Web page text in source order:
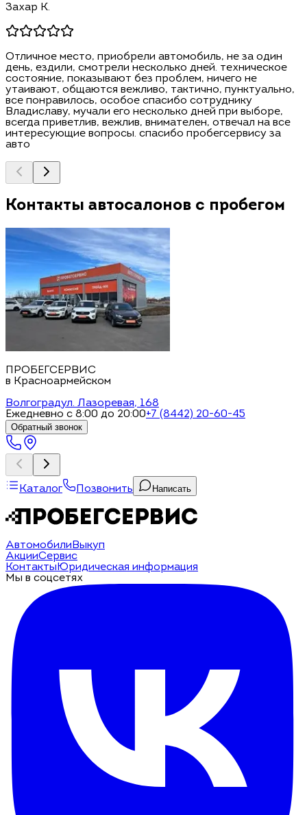
Захар К.
Отличное место, приобрели автомобиль, не за один
день, ездили, смотрели несколько дней. техническое
состояние, показывают без проблем, ничего не
утаивают, общаются вежливо, тактично, пунктуально,
все понравилось, особое спасибо сотруднику
Владиславу, мучали его несколько дней при выборе,
всегда приветлив, вежлив, внимателен, отвечал на все
интересующие вопросы. спасибо пробегсервису за
авто
Контакты автосалонов с пробегом
ПРОБЕГСЕРВИС
в Красноармейском
Волгоградул. Лазоревая, 168
Ежедневно с 8:00 до 20:00+7 (8442) 20-60-45
Обратный звонок
Каталог Позвонить Написать
Автомобили Выкуп
АкцииСервис
Контакты Юридическая информация
Мы в соцсетях